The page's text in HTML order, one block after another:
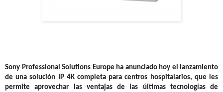
Sony Professional Solutions Europe ha anunciado hoy el lanzamiento
de una solución IP 4K completa para centros hospitalarios, que les
permite aprovechar las ventajas de las últimas tecnologías de